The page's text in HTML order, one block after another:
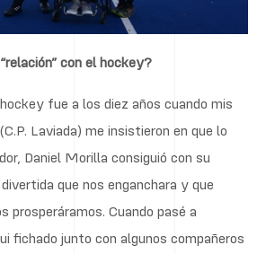
con el hockey?
fue a los diez años cuando mis
Laviada) me insistieron en que lo
Daniel Morilla consiguió con su
que nos enganchara y que
prosperáramos. Cuando pasé a
fichado junto con algunos compañeros